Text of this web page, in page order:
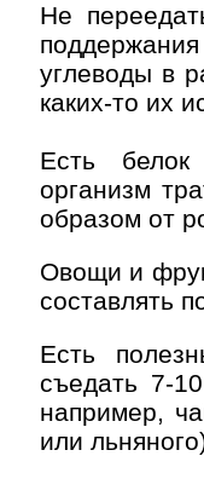
Не
углеводы в
каких-то их
Есть
организм
образом от
Овощи и
составлять
Есть
съедать 7-
например,
или